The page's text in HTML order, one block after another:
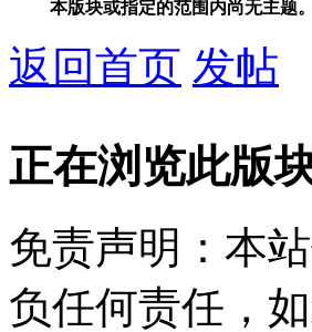
本版块或指定的范围内尚无主题。
返回首页 发帖
正在浏览此版
免责声明：本
负任何责任，